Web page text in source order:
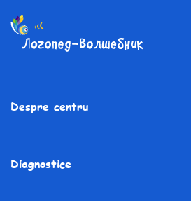
Despre centru
Diagnostice